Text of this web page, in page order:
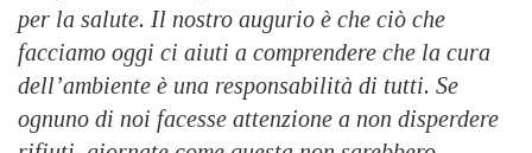
per la salute. Il nostro augurio è che ciò che
facciamo oggi ci aiuti a comprendere che la cura
dell’ambiente è una responsabilità di tutti. Se
ognuno di noi facesse attenzione a non disperdere